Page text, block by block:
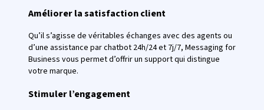
Améliorer la satisfaction client
Qu’il s’agisse de véritables échanges avec des agents ou
d’une assistance par chatbot 24h/24 et 7j/7, Messaging for
Business vous permet d’offrir un support qui distingue
votre marque.
Stimuler l’engagement